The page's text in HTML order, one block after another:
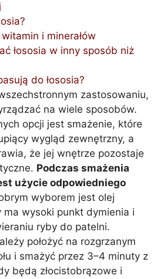
i minerałów
łososia w inny sposób niż
do łososia?
zastosowaniu,
na wiele sposobów.
opcji jest smażenie, które
wygląd zewnętrzny, a
że jej wnętrze pozostaje
Podczas smażenia
użycie odpowiedniego
wyborem jest olej
ma wysoki punkt dymienia i
ryby do patelni.
położyć na rozgrzanym
i smażyć przez 3–4 minuty z
będą złocistobrązowe i